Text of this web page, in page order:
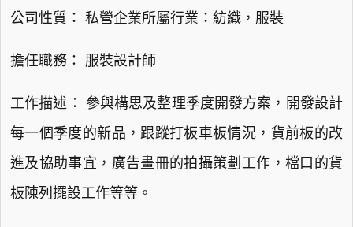
公司性質： 私營企業所屬行業：紡織，服裝
擔任職務： 服裝設計師
工作描述： 參與構思及整理季度開發方案，開發設計
每一個季度的新品，跟蹤打板車板情況，貨前板的改
進及協助事宜，廣告畫冊的拍攝策劃工作，檔口的貨
板陳列擺設工作等等。